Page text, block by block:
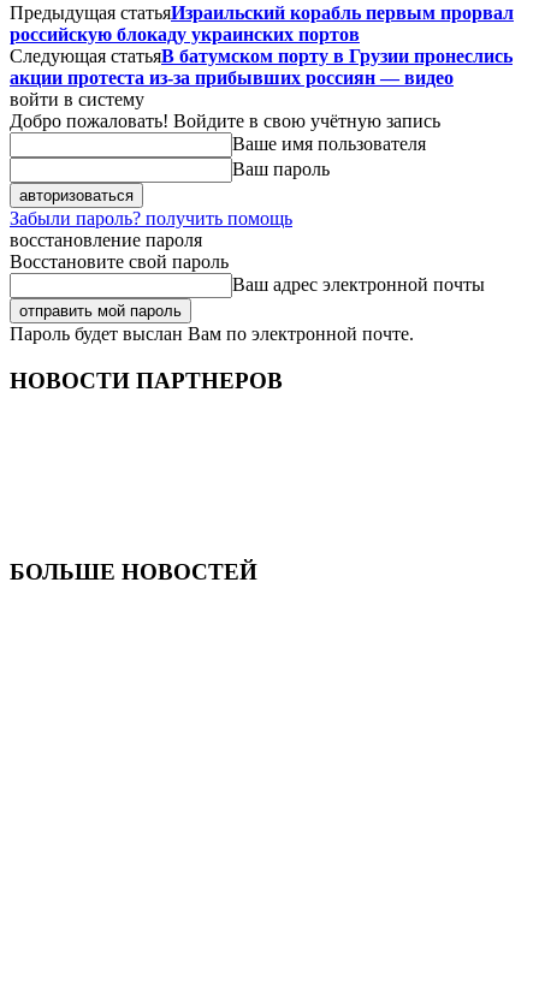
Предыдущая статьяИзраильский корабль первым прорвал
российскую блокаду украинских портов
Следующая статьяВ батумском порту в Грузии пронеслись
акции протеста из-за прибывших россиян — видео
войти в систему
Добро пожаловать! Войдите в свою учётную запись
Ваше имя пользователя
Ваш пароль
Забыли пароль? получить помощь
восстановление пароля
Восстановите свой пароль
Ваш адрес электронной почты
Пароль будет выслан Вам по электронной почте.
НОВОСТИ ПАРТНЕРОВ
БОЛЬШЕ НОВОСТЕЙ